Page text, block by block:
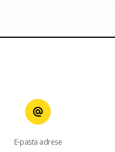
E-pasta adrese